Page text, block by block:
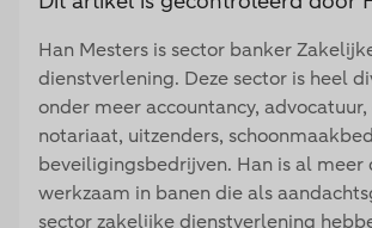
Han Mesters is sector banker
dienstverlening. Deze sector is heel
onder meer accountancy, advocatuur,
notariaat, uitzenders,
beveiligingsbedrijven. Han is al meer
werkzaam in banen die als
sector zakelijke dienstverlening